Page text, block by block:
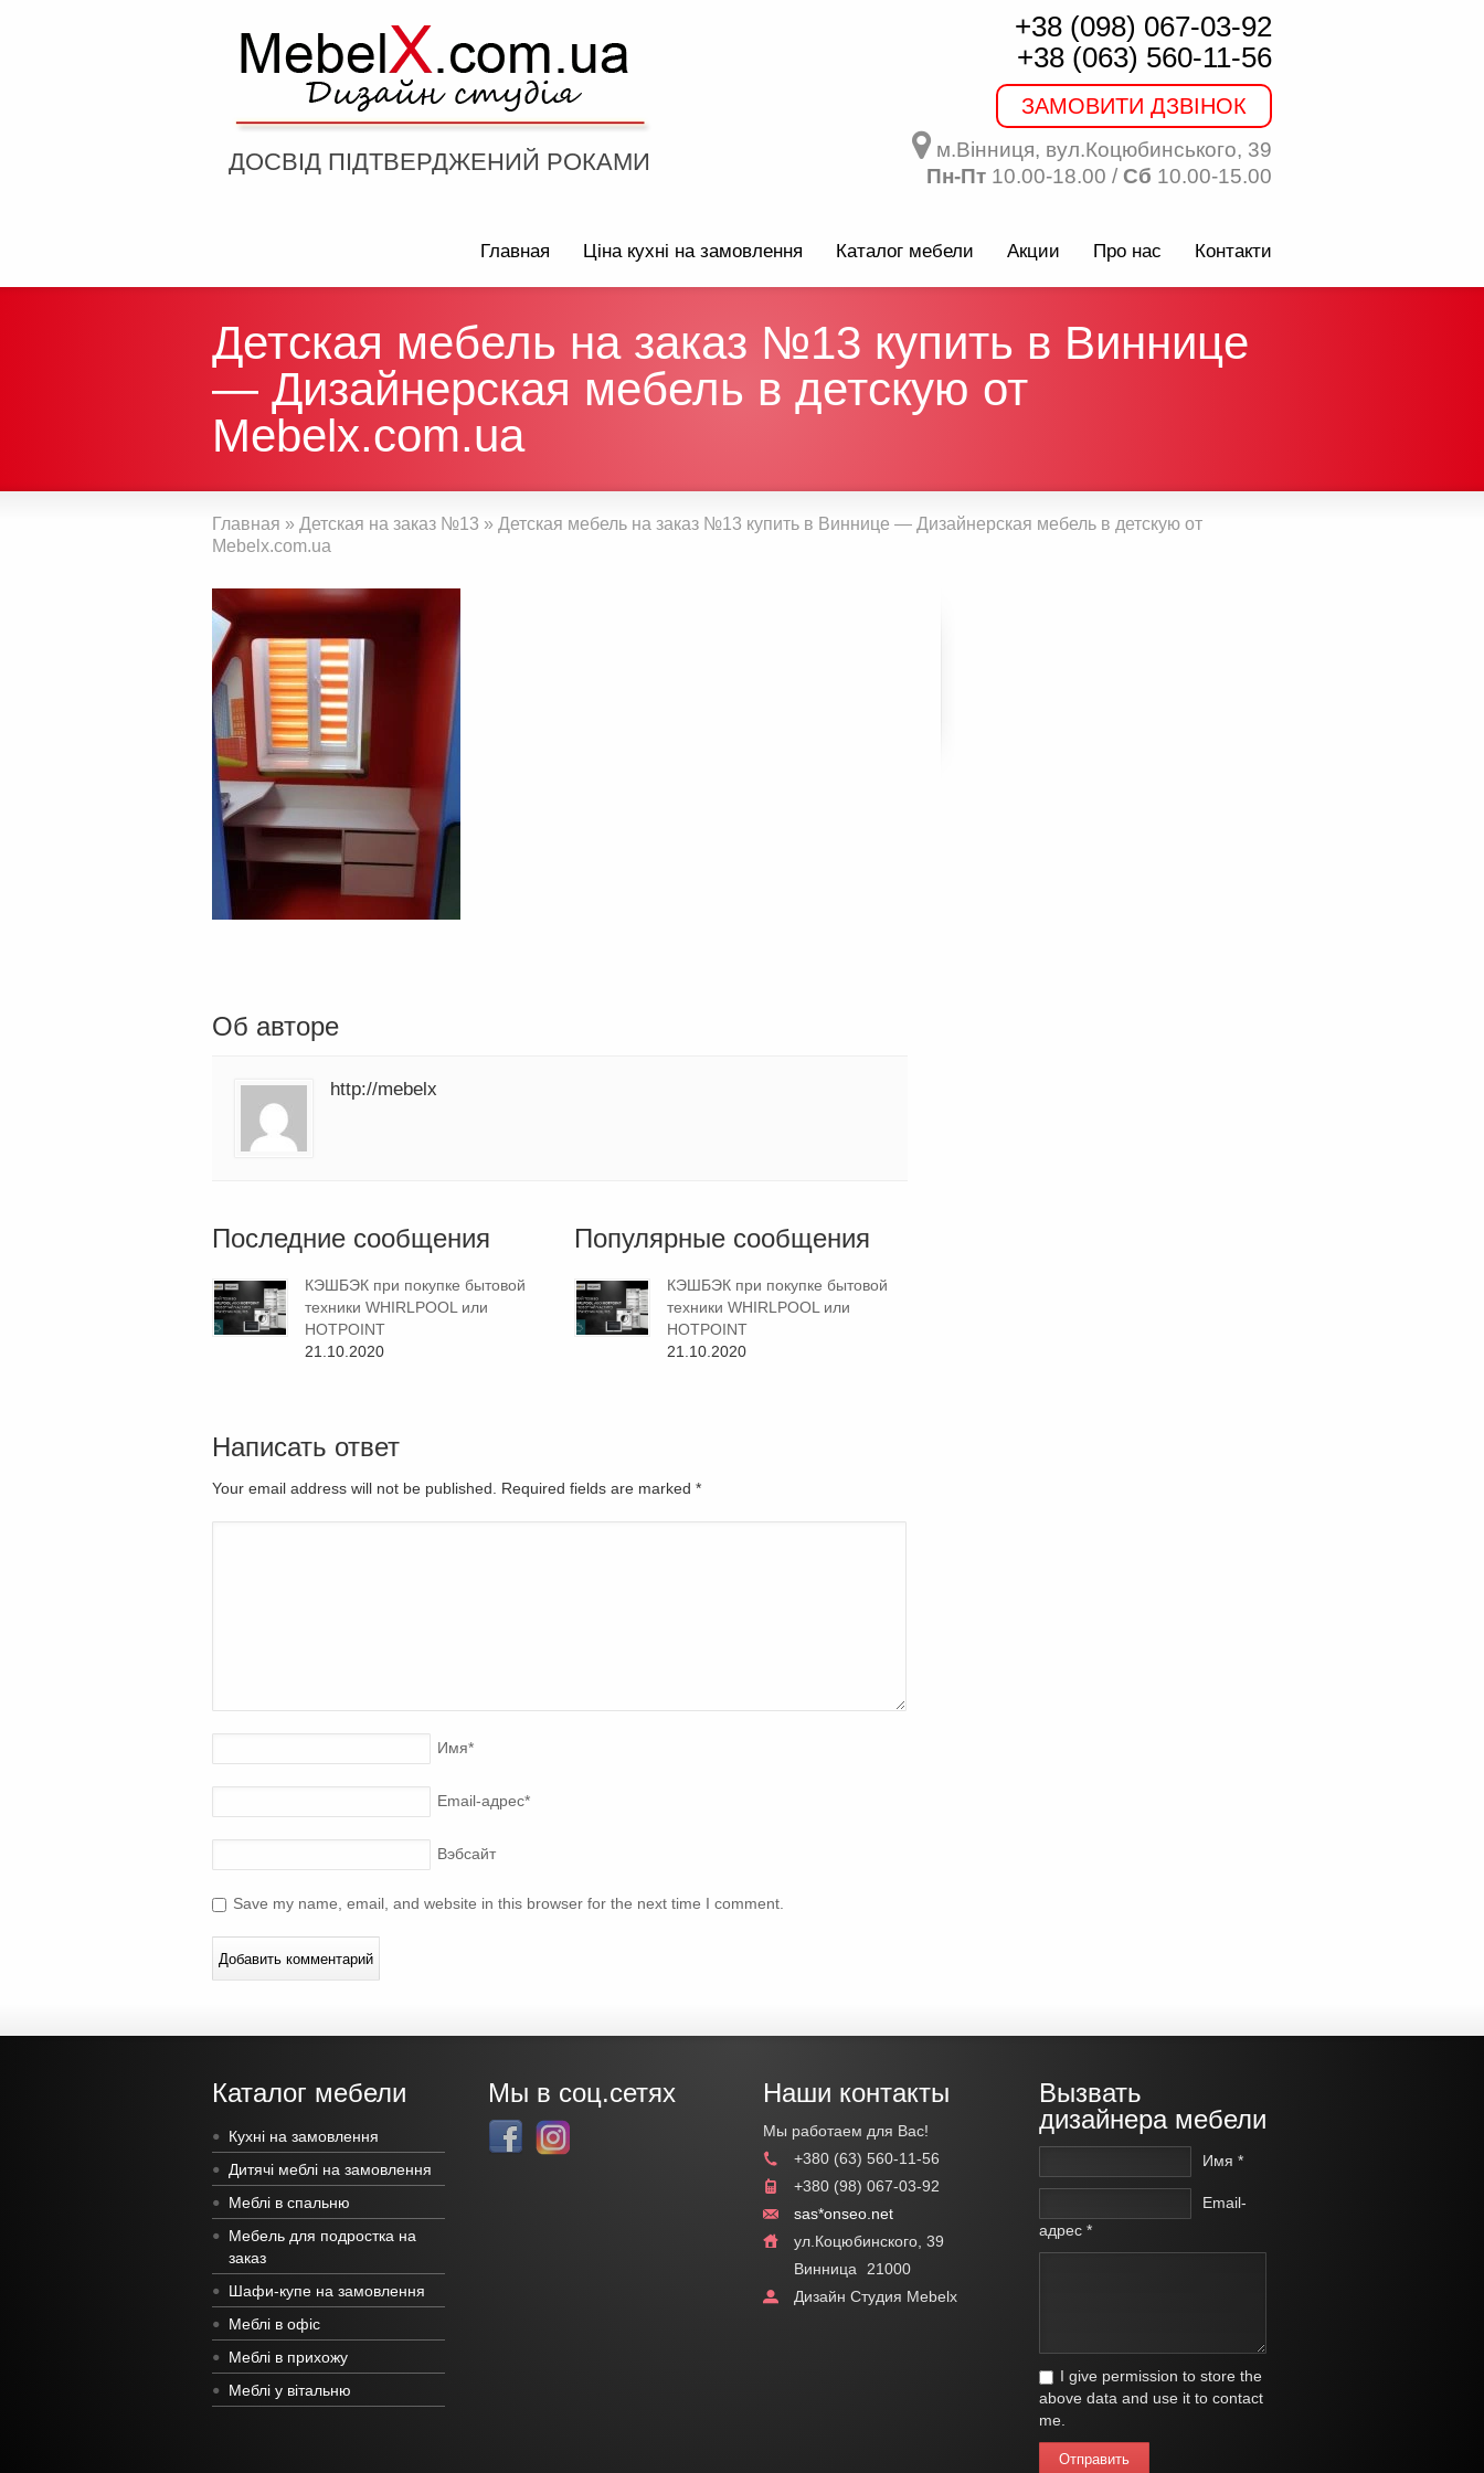
ДОСВІД ПІДТВЕРДЖЕНИЙ РОКАМИ
+38 (098) 067-03-92
+38 (063) 560-11-56
ЗАМОВИТИ ДЗВІНОК
м.Вінниця, вул.Коцюбинського, 39
Пн-Пт 10.00-18.00 / Сб 10.00-15.00
Главная Ціна кухні на замовлення Каталог мебели Акции Про нас Контакти
Детская мебель на заказ №13 купить в Виннице
— Дизайнерская мебель в детскую от
Mebelx.com.ua
Главная » Детская на заказ №13 » Детская мебель на заказ №13 купить в Виннице — Дизайнерская мебель в детскую от
Mebelx.com.ua
Об авторе
http://mebelx
Последние сообщения
КЭШБЭК при покупке бытовой
техники WHIRLPOOL или
HOTPOINT
21.10.2020
Популярные сообщения
КЭШБЭК при покупке бытовой
техники WHIRLPOOL или
HOTPOINT
21.10.2020
Написать ответ
Your email address will not be published. Required fields are marked *
Имя*
Email-адрес*
Вэбсайт
Save my name, email, and website in this browser for the next time I comment.
Каталог мебели
Кухні на замовлення
Дитячі меблі на замовлення
Меблі в спальню
Мебель для подростка на
заказ
Шафи-купе на замовлення
Меблі в офіс
Меблі в прихожу
Меблі у вітальню
Мы в соц.сетях Наши контакты
Мы работаем для Вас!
+380 (63) 560-11-56
+380 (98) 067-03-92
sas*onseo.net
ул.Коцюбинского, 39
Винница
21000
Дизайн Студия Mebelx
Вызвать
дизайнера мебели
Имя *
Email-
адрес *
I give permission to store the
above data and use it to contact
me.
Отправить